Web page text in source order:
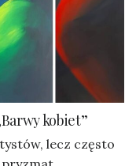
kobiet”
lecz często